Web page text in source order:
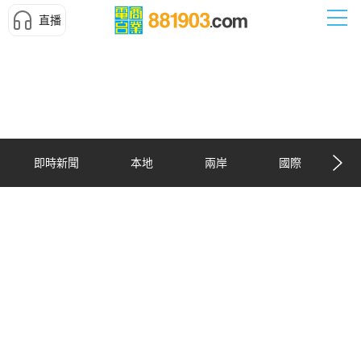
直播
即時新聞 本地 兩岸 國際